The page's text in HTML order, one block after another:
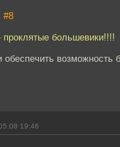
#8
большевики!!!!
возможность
19:46